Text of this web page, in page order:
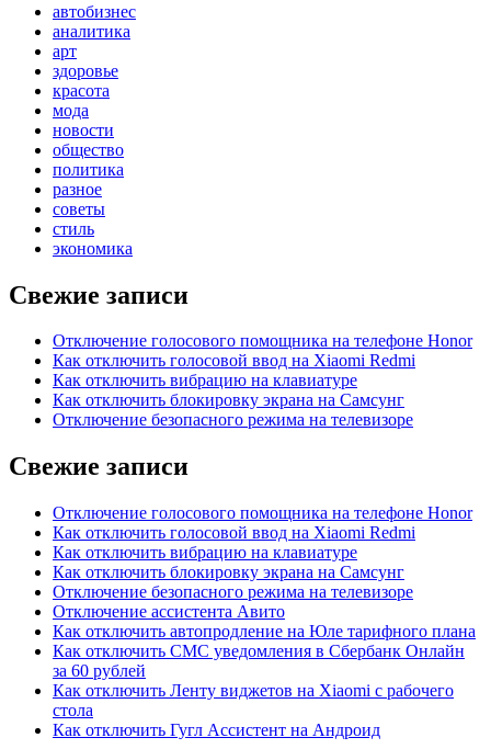
автобизнес
аналитика
арт
здоровье
красота
мода
новости
общество
политика
разное
советы
стиль
экономика
Свежие записи
Отключение голосового помощника на телефоне Honor
Как отключить голосовой ввод на Xiaomi Redmi
Как отключить вибрацию на клавиатуре
Как отключить блокировку экрана на Самсунг
Отключение безопасного режима на телевизоре
Свежие записи
Отключение голосового помощника на телефоне Honor
Как отключить голосовой ввод на Xiaomi Redmi
Как отключить вибрацию на клавиатуре
Как отключить блокировку экрана на Самсунг
Отключение безопасного режима на телевизоре
Отключение ассистента Авито
Как отключить автопродление на Юле тарифного плана
Как отключить СМС уведомления в Сбербанк Онлайн
за 60 рублей
Как отключить Ленту виджетов на Xiaomi с рабочего
стола
Как отключить Гугл Ассистент на Андроид